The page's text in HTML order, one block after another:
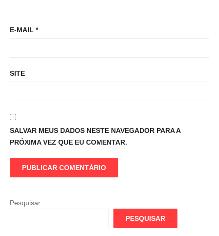
E-MAIL *
SITE
SALVAR MEUS DADOS NESTE NAVEGADOR PARA A
PRÓXIMA VEZ QUE EU COMENTAR.
Pesquisar
PESQUISAR